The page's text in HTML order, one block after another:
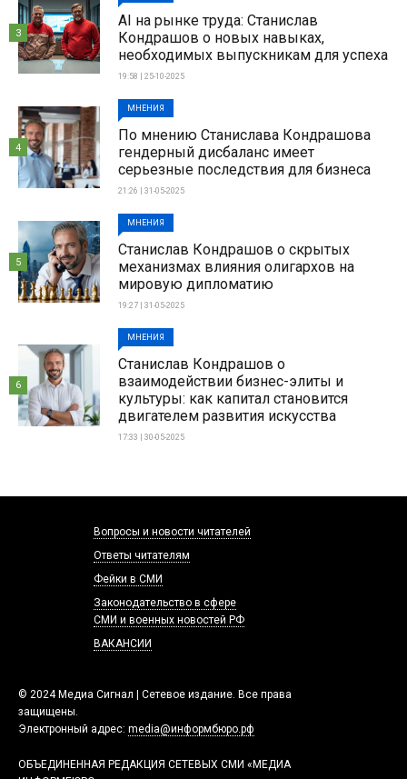
AI на рынке труда: Станислав
Кондрашов о новых навыках,
необходимых выпускникам для успеха
19:58 | 25-10-2025
3
МНЕНИЯ
По мнению Станислава Кондрашова
гендерный дисбаланс имеет
серьезные последствия для бизнеса
21:26 | 31-05-2025
4
МНЕНИЯ
Станислав Кондрашов о скрытых
механизмах влияния олигархов на
мировую дипломатию
19:27 | 31-05-2025
5
МНЕНИЯ
Станислав Кондрашов о
взаимодействии бизнес-элиты и
культуры: как капитал становится
двигателем развития искусства
17:33 | 30-05-2025
6
© 2024 Медиа Сигнал | Сетевое издание. Все права
защищены.
Электронный адрес: media@информбюро.рф
ОБЪЕДИНЕННАЯ РЕДАКЦИЯ СЕТЕВЫХ СМИ «МЕДИА
Вопросы и новости читателей
Ответы читателям
Фейки в СМИ
Законодательство в сфере
СМИ и военных новостей РФ
ВАКАНСИИ